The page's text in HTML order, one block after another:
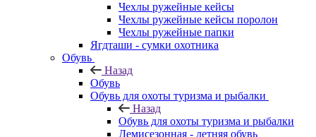
Чехлы ружейные кейсы
Чехлы ружейные кейсы поролон
Чехлы ружейные папки
Ягдташи - сумки охотника
Обувь
Назад
Обувь
Обувь для охоты туризма и рыбалки
Назад
Обувь для охоты туризма и рыбалки
Демисезонная - летняя обувь